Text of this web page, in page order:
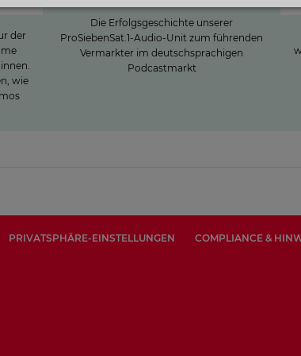
der
wie
Die Erfolgsgeschichte unserer
ProSiebenSat.1-Audio-Unit zum führenden
Vermarkter im deutschsprachigen
Podcastmarkt
PRIVATSPHÄRE-EINSTELLUNGEN COMPLIANCE &